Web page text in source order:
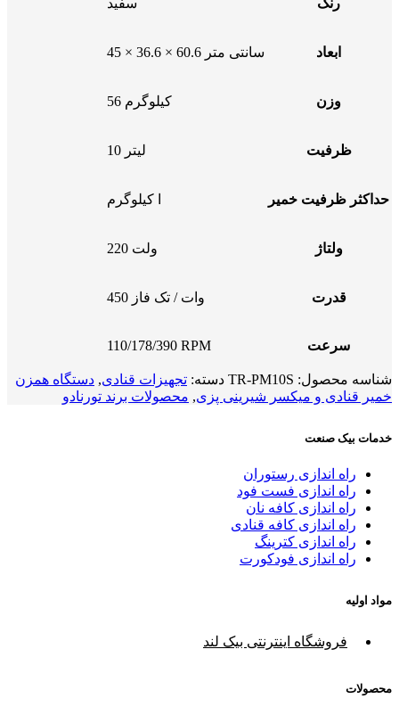
رنگ سفید
ابعاد 45 × 36.6 × 60.6 سانتی متر
وزن 56 کیلوگرم
ظرفیت 10 لیتر
حداکثر ظرفیت خمیر ا کیلوگرم
ولتاژ 220 ولت
قدرت 450 وات / تک فاز
سرعت 110/178/390 RPM
شناسه محصول: TR-PM10S دسته: تجهیزات قنادی, دستگاه همزن
خمیر قنادی و میکسر شیرینی پزی, محصولات برند تورنادو
خدمات بیک صنعت
راه اندازی رستوران
راه اندازی فست فود
راه اندازی کافه نان
راه اندازی کافه قنادی
راه اندازی کترینگ
راه اندازی فودکورت
مواد اولیه
فروشگاه اینترنتی بیک لند
محصولات